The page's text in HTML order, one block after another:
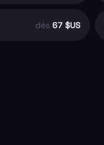
dès 67 $US